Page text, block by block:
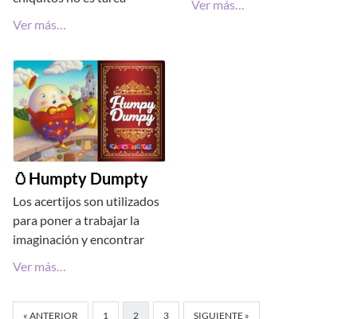
Ver más…
Ver más…
🥚Humpty Dumpty
Los acertijos son utilizados
para poner a trabajar la
imaginación y encontrar
Ver más…
« ANTERIOR 1 2 3 SIGUIENTE »